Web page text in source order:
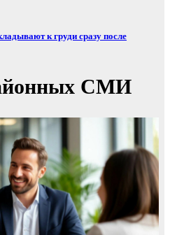
к груди сразу после